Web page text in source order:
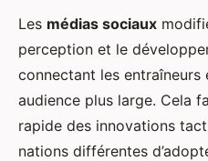
Les médias sociaux
perception et le
connectant les entraîneurs
audience plus large. Cela
rapide des innovations
nations différentes